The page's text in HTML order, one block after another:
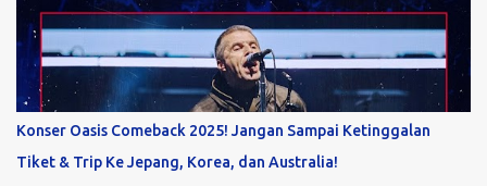
menggema dengan aransemen yang lebih fresh. Catat
tanggalnya: 5 November 2025, lokasi: Jakarta Selatan! Siap-siap
buat sing a long bareng, karena ini bukan sekadar konser, tapi
perjalanan waktu yang bawa kamu balik ke era terbaik musik
Indonesia. Nggak cuma nostalgia, konser ini juga jadi bukti
bahwa musik PASTO masih relevan buat generasi sekarang. Jadi,
buat kamu yang dulu nge-fans sama mereka atau baru kenal
Konser Oasis Comeback 2025! Jangan Sampai Ketinggalan
Tiket & Trip Ke Jepang, Korea, dan Australia!